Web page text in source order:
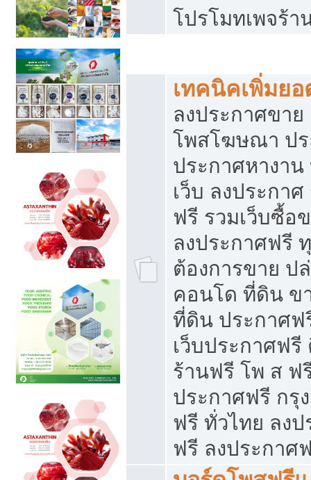
โปรโมทเพจร้า
เทคนิคเพิ่มย
ลงประกาศขา
โพสโฆษณา ป
ประกาศหางา
เว็บ ลงประกา
ฟรี รวมเว็บซื้อ
ลงประกาศฟรี
ต้องการขาย ป
คอนโด ที่ดิน ข
ที่ดิน ประกาศฟ
เว็บประกาศฟ
ร้านฟรี โพ ส ฟ
ประกาศฟรี กรุ
ฟรี ทั่วไทย ลง
ฟรี ลงประกาศ